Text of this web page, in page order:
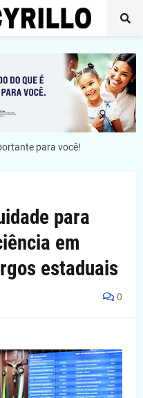
para você!
para
em
estaduais
0